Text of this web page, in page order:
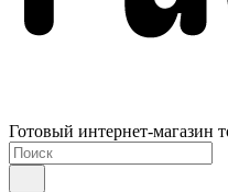
Готовый интернет-магазин